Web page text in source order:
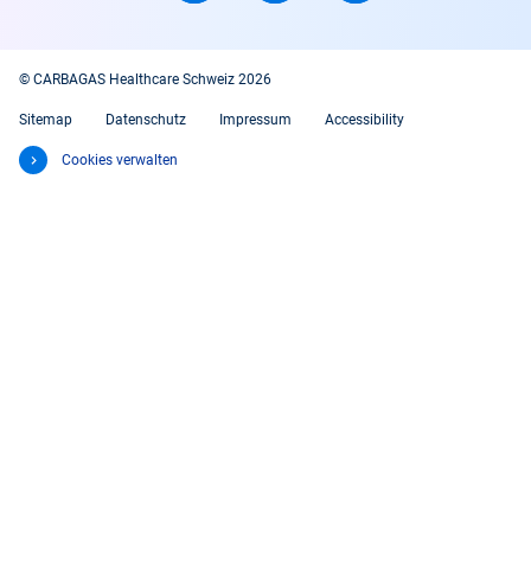
© CARBAGAS Healthcare Schweiz 2026
Sitemap Datenschutz Impressum Accessibility
Cookies verwalten